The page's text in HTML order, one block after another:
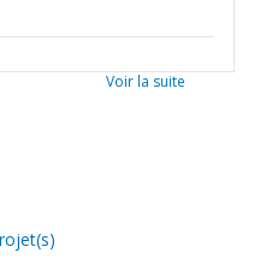
Voir la suite